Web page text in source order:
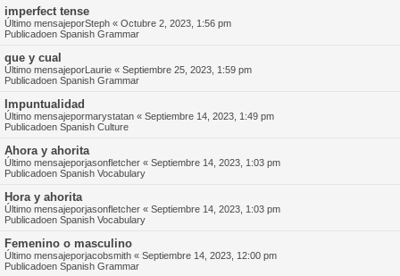
imperfect tense
Último mensajeporSteph « Octubre 2, 2023, 1:56 pm
Publicadoen Spanish Grammar
que y cual
Último mensajeporLaurie « Septiembre 25, 2023, 1:59 pm
Publicadoen Spanish Grammar
Impuntualidad
Último mensajepormarystatan « Septiembre 14, 2023, 1:49 pm
Publicadoen Spanish Culture
Ahora y ahorita
Último mensajeporjasonfletcher « Septiembre 14, 2023, 1:03 pm
Publicadoen Spanish Vocabulary
Hora y ahorita
Último mensajeporjasonfletcher « Septiembre 14, 2023, 1:03 pm
Publicadoen Spanish Vocabulary
Femenino o masculino
Último mensajeporjacobsmith « Septiembre 14, 2023, 12:00 pm
Publicadoen Spanish Grammar